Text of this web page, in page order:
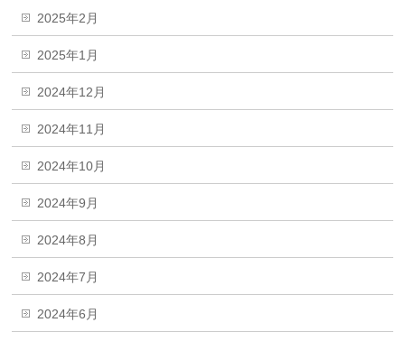
2025年2月
2025年1月
2024年12月
2024年11月
2024年10月
2024年9月
2024年8月
2024年7月
2024年6月